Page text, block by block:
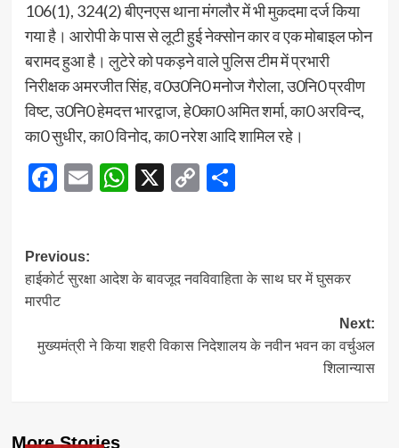
106(1), 324(2) बीएनएस थाना मंगलौर में भी मुकदमा दर्ज किया
गया है। आरोपी के पास से लूटी हुई नेक्सोन कार व एक मोबाइल फोन
बरामद हुआ है। लुटेरे को पकड़ने वाले पुलिस टीम में प्रभारी
निरीक्षक अमरजीत सिंह, व0उ0नि0 मनोज गैरोला, उ0नि0 प्रवीण
विष्ट, उ0नि0 हेमदत्त भारद्वाज, हे0का0 अमित शर्मा, का0 अरविन्द,
का0 सुधीर, का0 विनोद, का0 नरेश आदि शामिल रहे।
Facebook
EmailWhatsApp
X CopyShare
Post
navigation
Previous:
हाईकोर्ट सुरक्षा आदेश के बावजूद नवविवाहिता के साथ घर में घुसकर
मारपीट
Next:
मुख्यमंत्री ने किया शहरी विकास निदेशालय के नवीन भवन का वर्चुअल
शिलान्यास
More Stories